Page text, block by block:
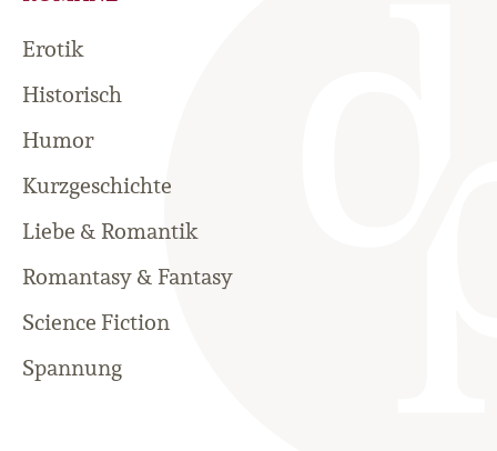
Erotik
Historisch
Humor
Kurzgeschichte
Liebe & Romantik
Romantasy & Fantasy
Science Fiction
Spannung